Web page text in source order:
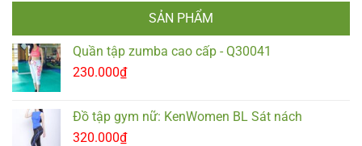
SẢN PHẨM
Quần tập zumba cao cấp - Q30041
230.000₫
Đồ tập gym nữ: KenWomen BL Sát nách
320.000₫